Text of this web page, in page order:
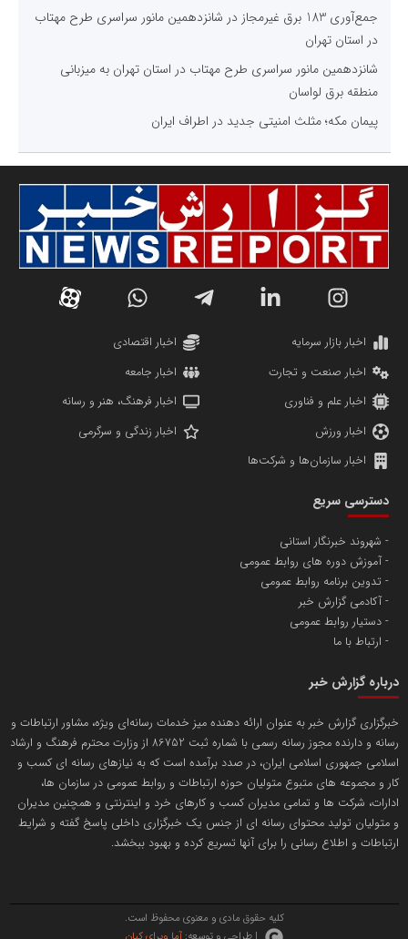
جمع‌آوری 183 برق غیرمجاز در شانزدهمین مانور سراسری طرح مهتاب
در استان تهران
شانزدهمین مانور سراسری طرح مهتاب در استان تهران به میزبانی
منطقه برق لواسان
پیمان مکه؛ مثلث امنیتی جدید در اطراف ایران
اخبار بازار سرمایه
اخبار اقتصادی
اخبار صنعت و تجارت
اخبار جامعه
اخبار علم و فناوری
اخبار فرهنگ، هنر و رسانه
اخبار ورزش
اخبار زندگی و سرگرمی
اخبار سازمان‌ها و شرکت‌ها
دسترسی سریع
شهروند خبرنگار استانی
آموزش دوره های روابط عمومی
تدوین برنامه روابط عمومی
آکادمی گزارش خبر
دستیار روابط عمومی
ارتباط با ما
درباره گزارش خبر
خبرگزاری گزارش خبر به عنوان ارائه دهنده میز خدمات رسانه‌ای ویژه، مشاور ارتباطات و
رسانه و دارنده مجوز رسانه رسمی با شماره ثبت 86752 از وزارت محترم فرهنگ و ارشاد
اسلامی جمهوری اسلامی ایران، در صدد برآمده است که به نیازهای رسانه ای کسب و
کار و مجموعه های متبوع متولیان حوزه ارتباطات و روابط عمومی در سازمان ها،
ادارات، شرکت ها و تمامی مدیران کسب و کارهای خرد و اینترنتی و همچنین مدیران
و متولیان تولید محتوای رسانه ای از جنس یک خبرگزاری داخلی پاسخ گفته و شرایط
ارتباطات و اطلاع رسانی را برای آنها تسریع کرده و بهبود ببخشد.
کلیه حقوق مادی و معنوی محفوظ است.